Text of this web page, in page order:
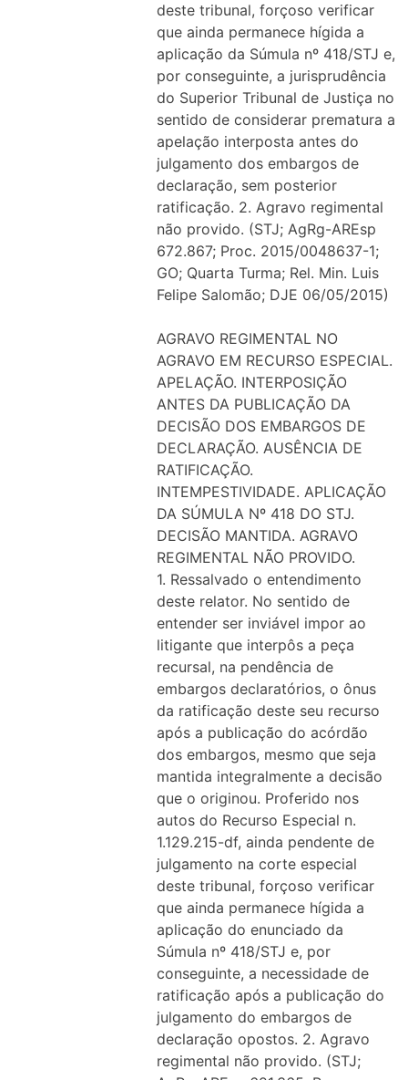
deste tribunal, forçoso verificar
que ainda permanece hígida a
aplicação da Súmula nº 418/STJ e,
por conseguinte, a jurisprudência
do Superior Tribunal de Justiça no
sentido de considerar prematura a
apelação interposta antes do
julgamento dos embargos de
declaração, sem posterior
ratificação. 2. Agravo regimental
não provido. (STJ; AgRg-AREsp
672.867; Proc. 2015/0048637-1;
GO; Quarta Turma; Rel. Min. Luis
Felipe Salomão; DJE 06/05/2015)
AGRAVO REGIMENTAL NO
AGRAVO EM RECURSO ESPECIAL.
APELAÇÃO. INTERPOSIÇÃO
ANTES DA PUBLICAÇÃO DA
DECISÃO DOS EMBARGOS DE
DECLARAÇÃO. AUSÊNCIA DE
RATIFICAÇÃO.
INTEMPESTIVIDADE. APLICAÇÃO
DA SÚMULA Nº 418 DO STJ.
DECISÃO MANTIDA. AGRAVO
REGIMENTAL NÃO PROVIDO.
1. Ressalvado o entendimento
deste relator. No sentido de
entender ser inviável impor ao
litigante que interpôs a peça
recursal, na pendência de
embargos declaratórios, o ônus
da ratificação deste seu recurso
após a publicação do acórdão
dos embargos, mesmo que seja
mantida integralmente a decisão
que o originou. Proferido nos
autos do Recurso Especial n.
1.129.215-df, ainda pendente de
julgamento na corte especial
deste tribunal, forçoso verificar
que ainda permanece hígida a
aplicação do enunciado da
Súmula nº 418/STJ e, por
conseguinte, a necessidade de
ratificação após a publicação do
julgamento do embargos de
declaração opostos. 2. Agravo
regimental não provido. (STJ;